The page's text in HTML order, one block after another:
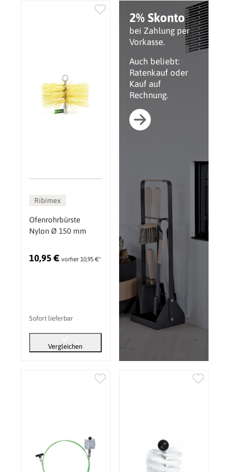
2% Skonto
bei Zahlung per
Vorkasse.
Auch beliebt:
Ratenkauf oder
Kauf auf
Rechnung.
Ribimex
Ofenrohrbürste
Nylon Ø 150 mm
10,95 € vorher 10,95 €*
Sofort lieferbar
Vergleichen